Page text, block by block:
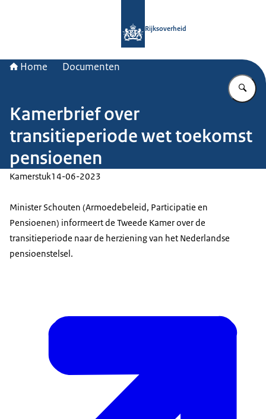
Rijksoverheid
Home Documenten
Kamerbrief over
transitieperiode wet toekomst
pensioenen
Kamerstuk14-06-2023
Minister Schouten (Armoedebeleid, Participatie en
Pensioenen) informeert de Tweede Kamer over de
transitieperiode naar de herziening van het Nederlandse
pensioenstelsel.